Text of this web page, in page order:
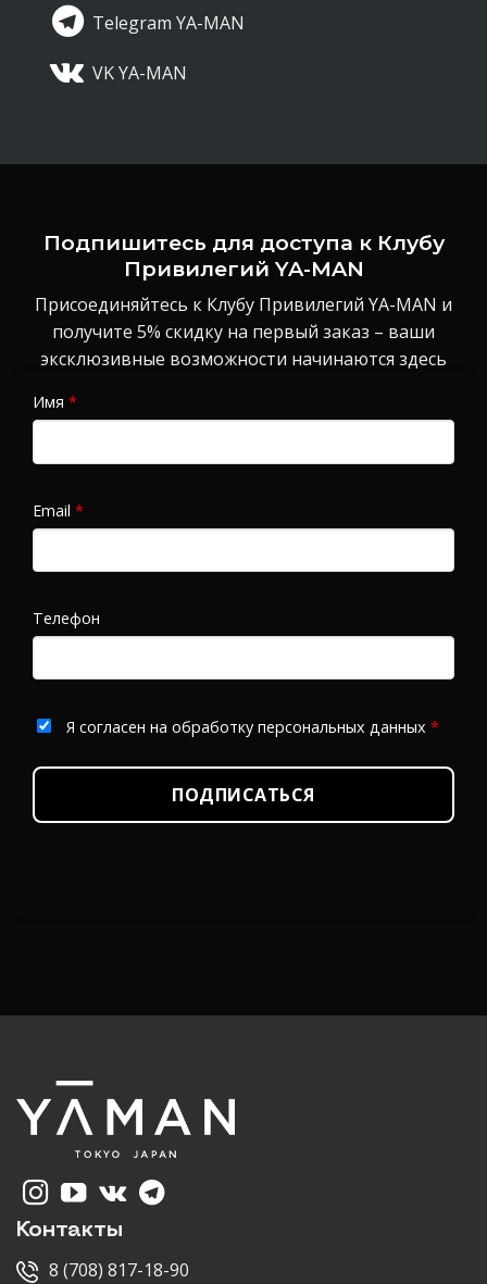
Telegram YA-MAN
VK YA-MAN
Подпишитесь для доступа к Клубу
Привилегий YA-MAN
Присоединяйтесь к Клубу Привилегий YA-MAN и
получите 5% скидку на первый заказ – ваши
эксклюзивные возможности начинаются здесь
Имя *
Email *
Телефон
Я согласен на обработку персональных данных *
ПОДПИСАТЬСЯ
Контакты
8 (708) 817-18-90